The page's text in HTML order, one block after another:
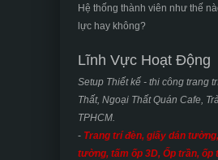
Hệ thống thành viên như thế
lực hay không?
Lĩnh Vực Hoạt Động
Setup Thiết kế - thi công trang
Thất, Ngoại Thất Quán Cafe,
TPHCM.
- Trang trí đèn, giấy dán
tường, tấm ốp 3D, Ốp trần, ốp